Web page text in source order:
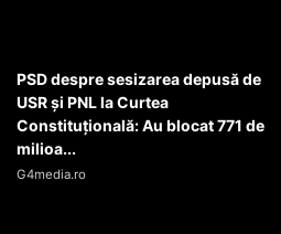
PSD despre sesizarea depusă de
USR și PNL la Curtea
Constituțională: Au blocat 771 de
milioa...
G4media.ro